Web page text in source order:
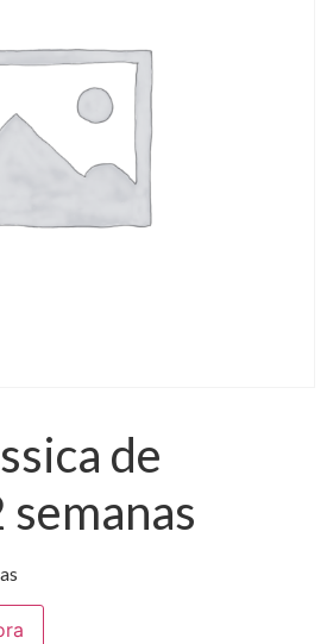
de
semanas